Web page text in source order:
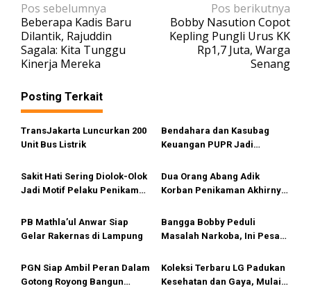
N
a
v
i
g
a
s
i
o
Pos sebelumnya
Beberapa Kadis Baru
Dilantik, Rajuddin
Sagala: Kita Tunggu
Kinerja Mereka
Pos berikutnya
Bobby Nasution Copot
Kepling Pungli Urus KK
Rp1,7 Juta, Warga
Senang
Posting Terkait
TransJakarta Luncurkan 200
Unit Bus Listrik
Bendahara dan Kasubag
Keuangan PUPR Jadi
Sakit Hati Sering Diolok-Olok
Jadi Motif Pelaku Penikaman
Dua Orang Abang Adik
Korban Penikaman Akhirnya
PB Mathla’ul Anwar Siap
Gelar Rakernas di Lampung
Bangga Bobby Peduli
Masalah Narkoba, Ini Pesan
PGN Siap Ambil Peran Dalam
Gotong Royong Bangun
Koleksi Terbaru LG Padukan
Kesehatan dan Gaya, Mulai